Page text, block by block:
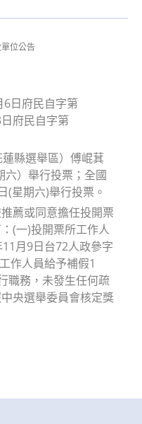
位公告
日府民自字第
府民自字第
縣選舉區）傅崐萁
六）舉行投票；全國
(星期六)舉行投票。
薦或同意擔任投開票
(一)投開票所工作人
月9日台72人政參字
作人員給予補假1
職務，未發生任何疏
央選舉委員會核定獎